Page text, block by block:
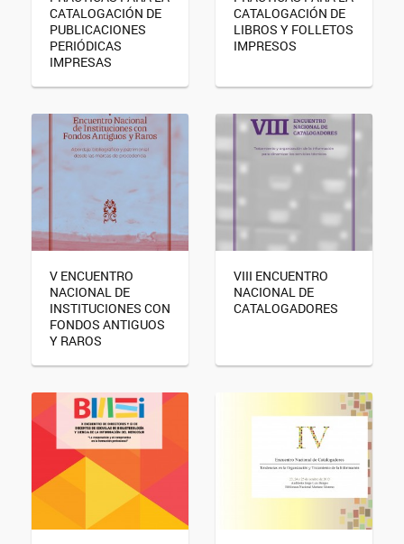
CATALOGACIÓN DE
PUBLICACIONES
PERIÓDICAS
IMPRESAS
CATALOGACIÓN DE
LIBROS Y FOLLETOS
IMPRESOS
V ENCUENTRO
NACIONAL DE
INSTITUCIONES CON
FONDOS ANTIGUOS
Y RAROS
VIII ENCUENTRO
NACIONAL DE
CATALOGADORES